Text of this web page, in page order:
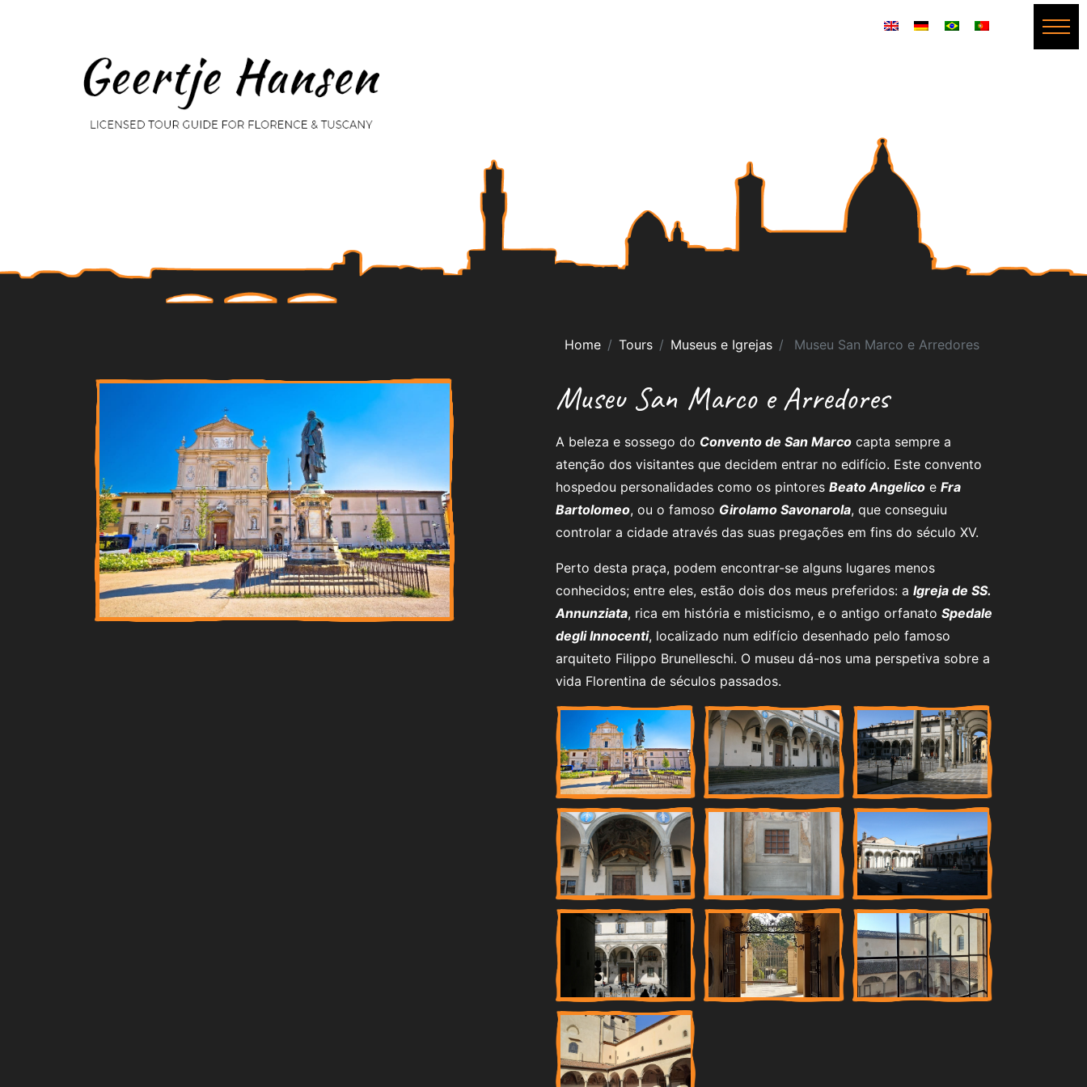
Home Tours Museus e Igrejas Museu San Marco e Arredores
Museu San Marco e Arredores
A beleza e sossego do Convento de San Marcocapta sempre a
atenção dos visitantes que decidem entrar no edifício. Este convento
hospedou personalidades como os pintores Beato Angelicoe Fra
Bartolomeo, ou o famoso Girolamo Savonarola, que conseguiu
controlar a cidade através das suas pregações em fins do século XV.
Perto desta praça, podem encontrar-se alguns lugares menos
conhecidos; entre eles, estão dois dos meus preferidos: a Igreja de SS.
Annunziata, rica em história e misticismo, e o antigo orfanato Spedale
degli Innocenti, localizado num edifício desenhado pelo famoso
arquiteto Filippo Brunelleschi. O museu dá-nos uma perspetiva sobre a
vida Florentina de séculos passados.